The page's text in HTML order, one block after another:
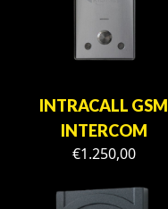
INTRACALL GSM
INTERCOM
€1.250,00